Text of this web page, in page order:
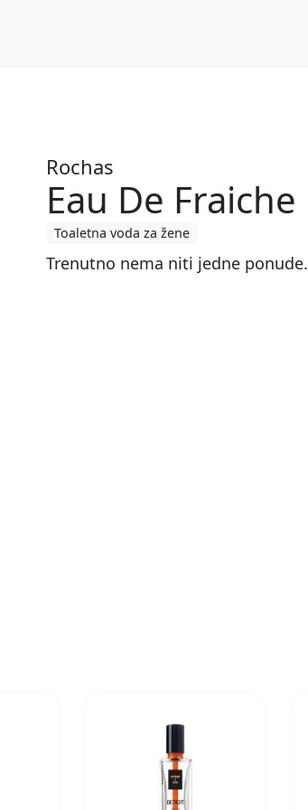
Rochas
Eau De Fraiche
Toaletna voda za žene
Trenutno nema niti jedne ponude.